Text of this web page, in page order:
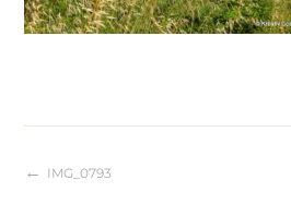
IMG_0793